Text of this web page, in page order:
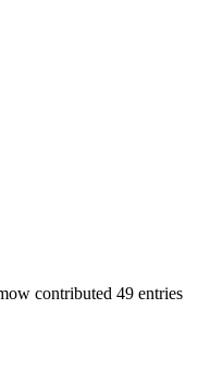
contributed 49 entries